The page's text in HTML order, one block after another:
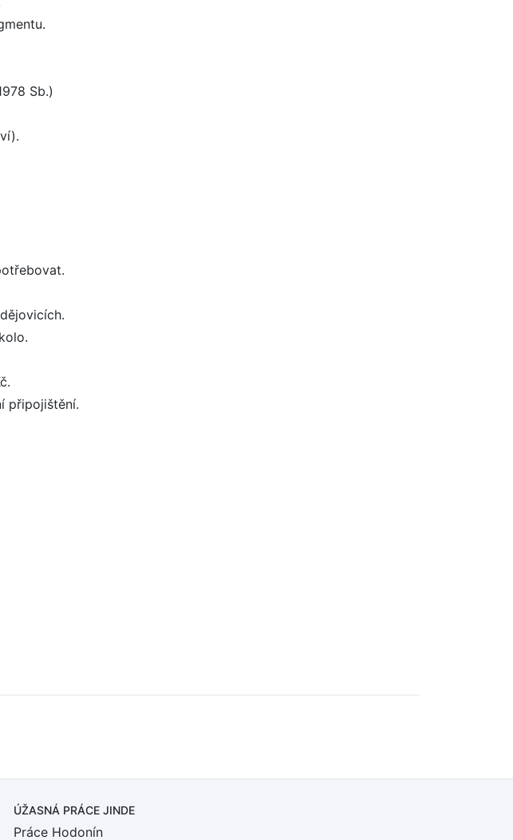
Sb.)
připojištění.
ÚŽASNÁ PRÁCE JINDE
Práce Hodonín